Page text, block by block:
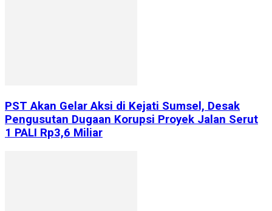
PST Akan Gelar Aksi di Kejati Sumsel, Desak
Pengusutan Dugaan Korupsi Proyek Jalan Serut
1 PALI Rp3,6 Miliar